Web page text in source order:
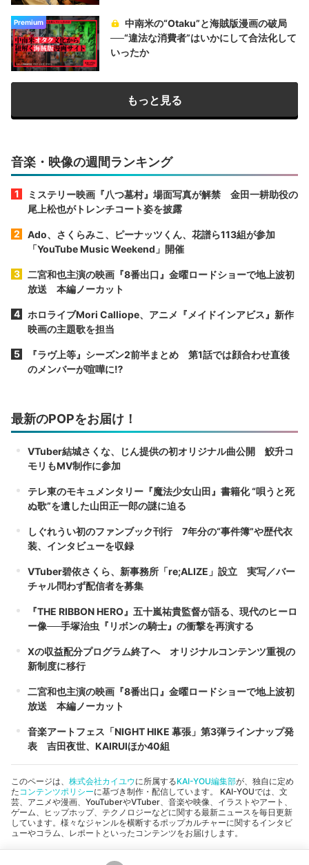
Premium
中南米の“Otaku”と海賊版漫画の破局
──“違法な消費者”はいかにして合法化して
いったか
もっと見る
音楽・映像の週間ランキング
ミステリー映画『八つ墓村』場面写真が解禁 金田一耕助役の
尾上松也がトレンチコート姿を披露
Ado、さくらみこ、ピーナッツくん、花譜ら113組が参加
「YouTube Music Weekend」開催
二宮和也主演の映画『8番出口』金曜ロードショーで地上波初
放送 本編ノーカット
ホロライブMori Calliope、アニメ『メイドインアビス』新作
映画の主題歌を担当
『ラヴ上等』シーズン2前半まとめ 第1話では顔合わせ直後
のメンバーが喧嘩に⁉︎
最新のPOPをお届け！
VTuber結城さくな、じん提供の初オリジナル曲公開 鮫升コ
モリもMV制作に参加
テレ東のモキュメンタリー『魔法少女山田』書籍化 “唄うと死
ぬ歌”を遺した山田正一郎の謎に迫る
しぐれうい初のファンブック刊行 7年分の“事件簿”や歴代衣
装、インタビューを収録
VTuber碧依さくら、新事務所「re;ALIZE」設立 実写／バー
チャル問わず配信者を募集
『THE RIBBON HERO』五十嵐祐貴監督が語る、現代のヒーロ
ー像──手塚治虫『リボンの騎士』の衝撃を再演する
Xの収益配分プログラム終了へ オリジナルコンテンツ重視の
新制度に移行
二宮和也主演の映画『8番出口』金曜ロードショーで地上波初
放送 本編ノーカット
音楽アートフェス「NIGHT HIKE 幕張」第3弾ラインナップ発
表 吉田夜世、KAIRUIほか40組
このページは、 株式会社カイユウに所属するKAI-YOU編集部が、独自に定め
た コンテンツポリシーに基づき制作・配信しています。 KAI-YOUでは、文
芸、アニメや漫画、YouTuberやVTuber、音楽や映像、イラストやアート、
ゲーム、ヒップホップ、テクノロジーなどに関する最新ニュースを毎日更新
しています。様々なジャンルを横断するポップカルチャーに関するインタビ
ューやコラム、レポートといったコンテンツをお届けします。